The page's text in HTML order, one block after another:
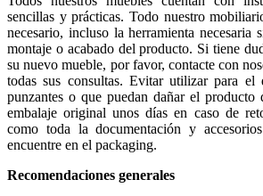
sencillas y prácticas. Todo nuestro
necesario, incluso la herramienta necesaria
montaje o acabado del producto. Si tiene
su nuevo mueble, por favor, contacte con
todas sus consultas. Evitar utilizar para el
punzantes o que puedan dañar el producto
embalaje original unos días en caso de
como toda la documentación y
encuentre en el packaging.
Recomendaciones generales